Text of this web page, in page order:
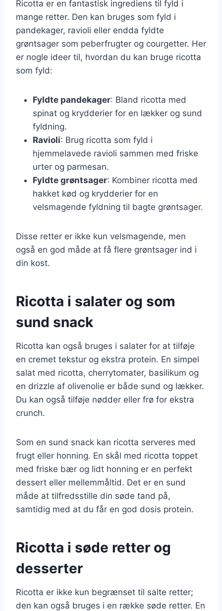
Ricotta er en fantastisk ingrediens til fyld i
mange retter. Den kan bruges som fyld i
pandekager, ravioli eller endda fyldte
grøntsager som peberfrugter og courgetter. Her
er nogle ideer til, hvordan du kan bruge ricotta
som fyld:
Fyldte pandekager: Bland ricotta med
spinat og krydderier for en lækker og sund
fyldning.
Ravioli: Brug ricotta som fyld i
hjemmelavede ravioli sammen med friske
urter og parmesan.
Fyldte grøntsager: Kombiner ricotta med
hakket kød og krydderier for en
velsmagende fyldning til bagte grøntsager.
Disse retter er ikke kun velsmagende, men
også en god måde at få flere grøntsager ind i
din kost.
Ricotta i salater og som
sund snack
Ricotta kan også bruges i salater for at tilføje
en cremet tekstur og ekstra protein. En simpel
salat med ricotta, cherrytomater, basilikum og
en drizzle af olivenolie er både sund og lækker.
Du kan også tilføje nødder eller frø for ekstra
crunch.
Som en sund snack kan ricotta serveres med
frugt eller honning. En skål med ricotta toppet
med friske bær og lidt honning er en perfekt
dessert eller mellemmåltid. Det er en sund
måde at tilfredsstille din søde tand på,
samtidig med at du får en god dosis protein.
Ricotta i søde retter og
desserter
Ricotta er ikke kun begrænset til salte retter;
den kan også bruges i en række søde retter. En